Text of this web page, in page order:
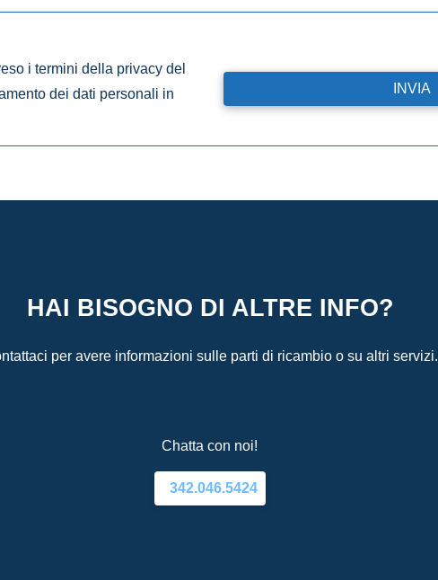
i termini della privacy del
dei dati personali in
HAI BISOGNO DI ALTRE INFO?
per avere informazioni sulle parti di ricambio o su altri servizi.
Chatta con noi!
342.046.5424